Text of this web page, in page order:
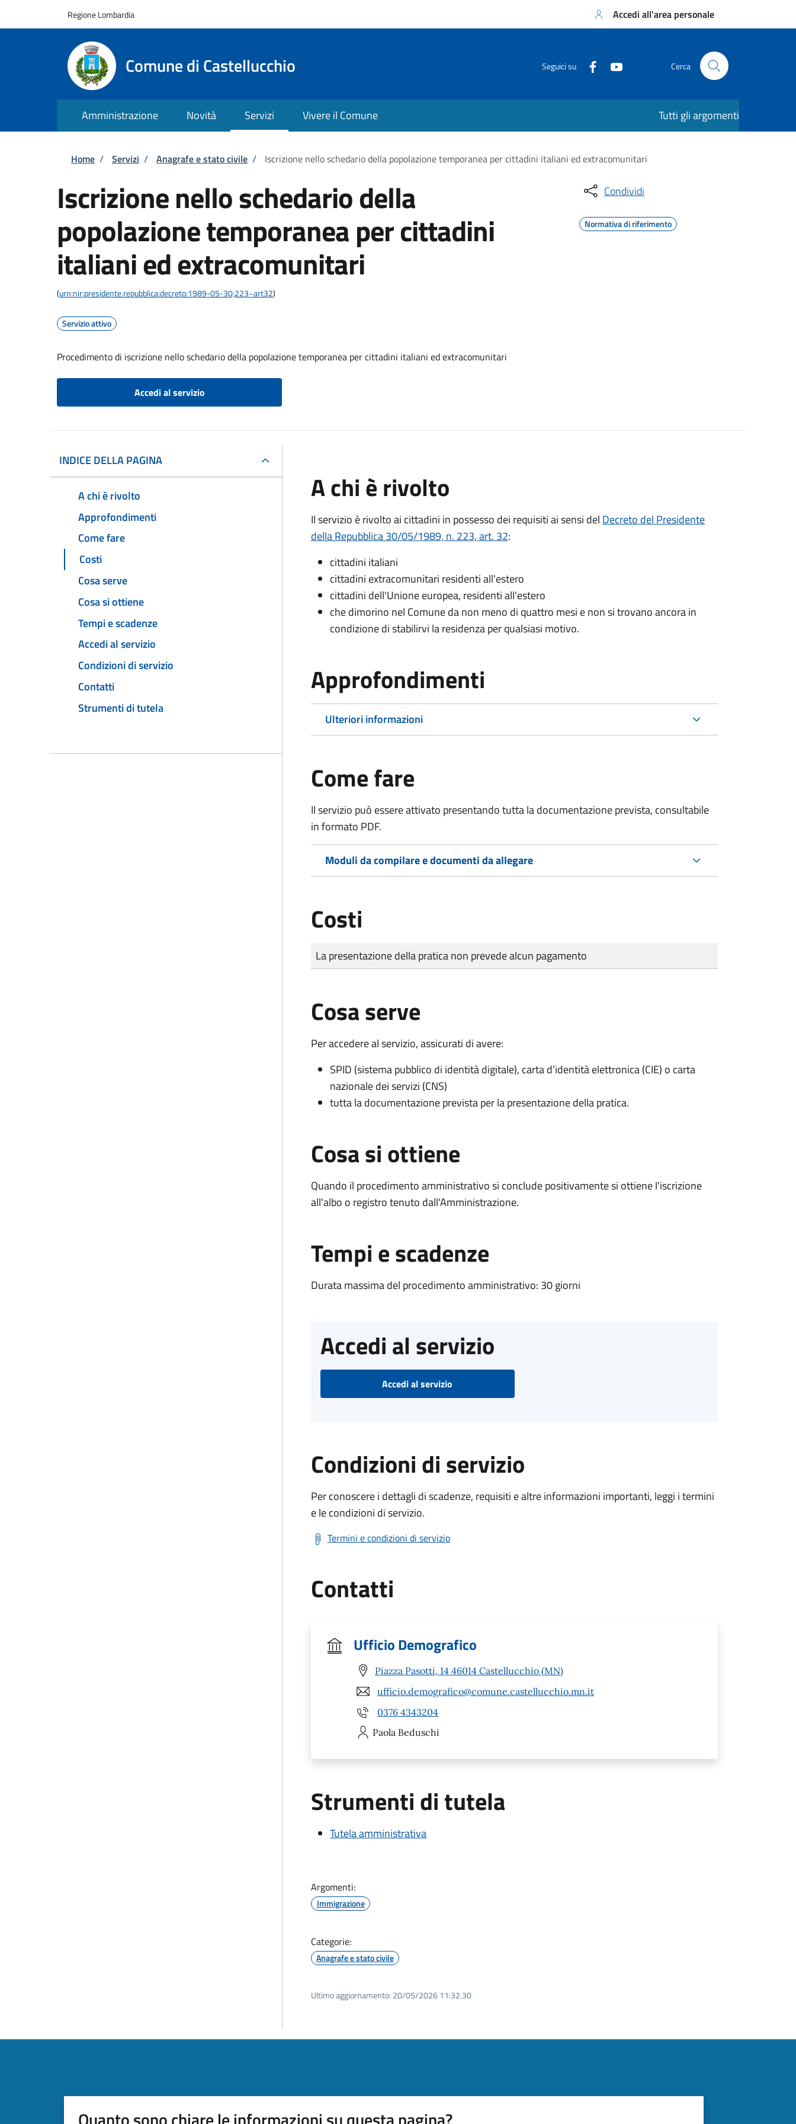
Regione Lombardia Accedi all'area personale
Comune di Castellucchio Seguici su Cerca
Amministrazione Novità Servizi Vivere il Comune Tutti gli argomenti
Briciole di pane
Home / Servizi / Anagrafe e stato civile / Iscrizione nello schedario della popolazione temporanea per cittadini italiani ed extracomunitari
Iscrizione nello schedario della
popolazione temporanea per cittadini
italiani ed extracomunitari
(urn:nir:presidente.repubblica:decreto:1989-05-30;223~art32)
Servizio attivo
Procedimento di iscrizione nello schedario della popolazione temporanea per cittadini italiani ed extracomunitari
Accedi al servizio
Condividi
Normativa di riferimento
INDICE DELLA PAGINA
A chi è rivolto
Approfondimenti
Come fare
Costi
Cosa serve
Cosa si ottiene
Tempi e scadenze
Accedi al servizio
Condizioni di servizio
Contatti
Strumenti di tutela
A chi è rivolto
Il servizio è rivolto ai cittadini in possesso dei requisiti ai sensi del Decreto del Presidente
della Repubblica 30/05/1989, n. 223, art. 32:
cittadini italiani
cittadini extracomunitari residenti all'estero
cittadini dell'Unione europea, residenti all'estero
che dimorino nel Comune da non meno di quattro mesi e non si trovano ancora in
condizione di stabilirvi la residenza per qualsiasi motivo.
Approfondimenti
Ulteriori informazioni
Come fare
Il servizio può essere attivato presentando tutta la documentazione prevista, consultabile
in formato PDF.
Moduli da compilare e documenti da allegare
Costi
Tipo di pagamento
Importo
La presentazione della pratica non prevede alcun pagamento
Cosa serve
Per accedere al servizio, assicurati di avere:
SPID (sistema pubblico di identità digitale), carta d’identità elettronica (CIE) o carta
nazionale dei servizi (CNS)
tutta la documentazione prevista per la presentazione della pratica.
Cosa si ottiene
Quando il procedimento amministrativo si conclude positivamente si ottiene l'iscrizione
all'albo o registro tenuto dall'Amministrazione.
Tempi e scadenze
Durata massima del procedimento amministrativo: 30 giorni
Accedi al servizio
Accedi al servizio
Condizioni di servizio
Per conoscere i dettagli di scadenze, requisiti e altre informazioni importanti, leggi i termini
e le condizioni di servizio.
Termini e condizioni di servizio
Contatti
Ufficio Demografico
Piazza Pasotti, 14 46014 Castellucchio (MN)
ufficio.demografico@comune.castellucchio.mn.it
0376 4343204
Paola Beduschi
Strumenti di tutela
Tutela amministrativa
Argomenti:
Immigrazione
Categorie:
Anagrafe e stato civile
Ultimo aggiornamento: 20/05/2026 11:32.30